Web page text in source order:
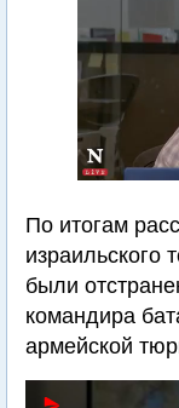
По итогам
израильского
были
командира
армейской